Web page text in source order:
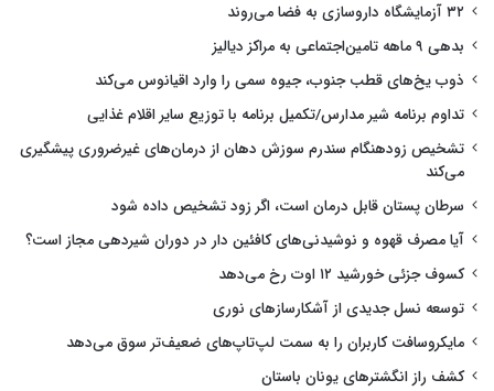
۳۲ آزمایشگاه داروسازی به فضا می‌روند
بدهی ۹ ماهه تامین‌اجتماعی به مراکز دیالیز
ذوب یخ‌های قطب جنوب، جیوه سمی را وارد اقیانوس می‌کند
تداوم برنامه شیر مدارس/تکمیل برنامه با توزیع سایر اقلام غذایی
تشخیص زودهنگام سندرم سوزش دهان از درمان‌های غیرضروری پیشگیری
می‌کند
سرطان پستان قابل درمان است، اگر زود تشخیص داده شود
آیا مصرف قهوه و نوشیدنی‌های کافئین دار در دوران شیردهی مجاز است؟
کسوف جزئی خورشید ۱۲ اوت رخ می‌دهد
توسعه نسل جدیدی از آشکارسازهای نوری
مایکروسافت کاربران را به سمت لپ‌تاپ‌های ضعیف‌تر سوق می‌دهد
کشف راز انگشترهای یونان باستان